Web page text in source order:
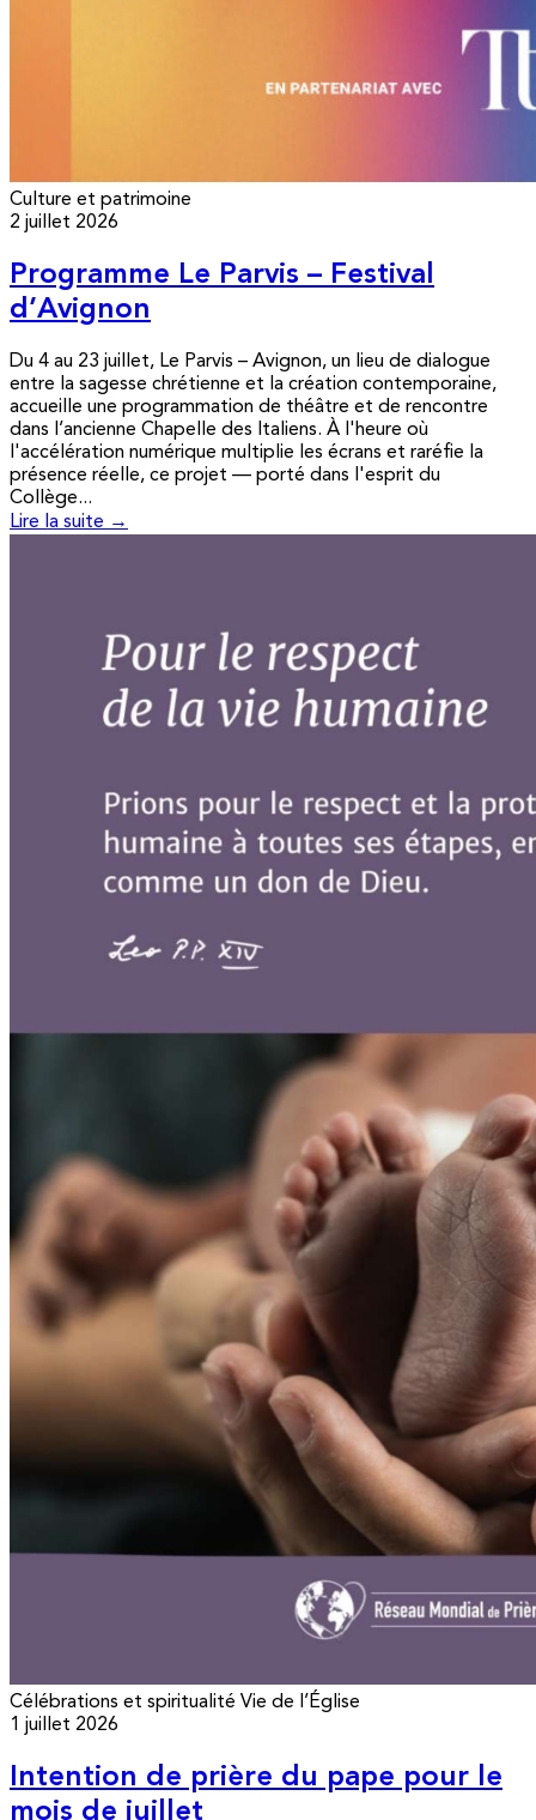
Culture et patrimoine
2 juillet 2026
Programme Le Parvis – Festival
d’Avignon
Du 4 au 23 juillet, Le Parvis – Avignon, un lieu de dialogue
entre la sagesse chrétienne et la création contemporaine,
accueille une programmation de théâtre et de rencontre
dans l’ancienne Chapelle des Italiens. À l'heure où
l'accélération numérique multiplie les écrans et raréfie la
présence réelle, ce projet — porté dans l'esprit du
Collège...
Lire la suite →
Célébrations et spiritualité Vie de l’Église
1 juillet 2026
Intention de prière du pape pour le
mois de juillet